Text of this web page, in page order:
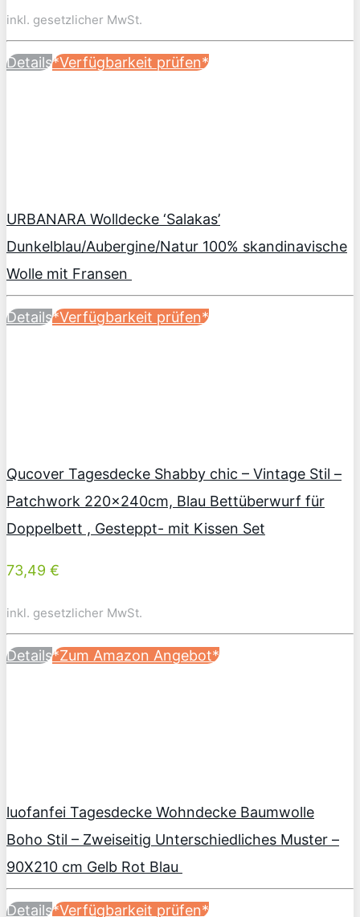
inkl. gesetzlicher MwSt.
Details*Verfügbarkeit prüfen*
URBANARA Wolldecke ‘Salakas’
Dunkelblau/Aubergine/Natur 100% skandinavische
Wolle mit Fransen
Details*Verfügbarkeit prüfen*
Qucover Tagesdecke Shabby chic – Vintage Stil –
Patchwork 220x240cm, Blau Bettüberwurf für
Doppelbett , Gesteppt- mit Kissen Set
73,49 €
inkl. gesetzlicher MwSt.
Details*Zum Amazon Angebot*
luofanfei Tagesdecke Wohndecke Baumwolle
Boho Stil – Zweiseitig Unterschiedliches Muster –
90X210 cm Gelb Rot Blau
Details*Verfügbarkeit prüfen*